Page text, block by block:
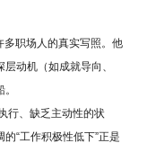
多职场人的真实写照。他
动机（如成就导向、
行、缺乏主动性的状
“工作积极性低下”正是